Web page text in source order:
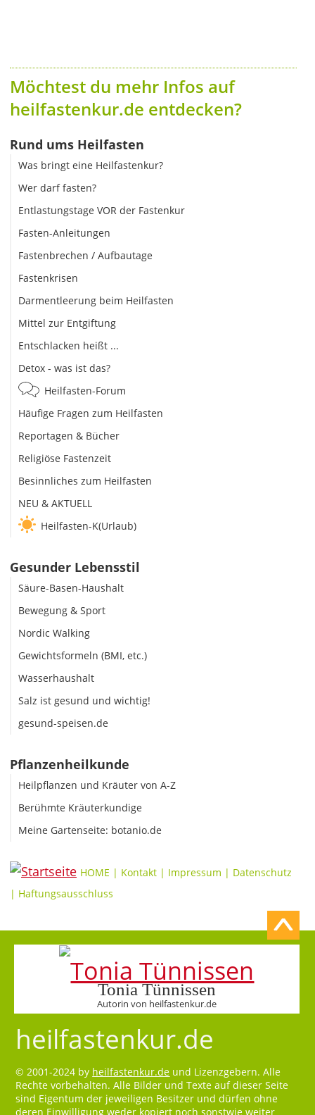
Möchtest du mehr Infos auf
heilfastenkur.de entdecken?
Rund ums Heilfasten
Was bringt eine Heilfastenkur?
Wer darf fasten?
Entlastungstage VOR der Fastenkur
Fasten-Anleitungen
Fastenbrechen / Aufbautage
Fastenkrisen
Darmentleerung beim Heilfasten
Mittel zur Entgiftung
Entschlacken heißt ...
Detox - was ist das?
Heilfasten-Forum
Häufige Fragen zum Heilfasten
Reportagen & Bücher
Religiöse Fastenzeit
Besinnliches zum Heilfasten
NEU & AKTUELL
Heilfasten-K(Urlaub)
Gesunder Lebensstil
Säure-Basen-Haushalt
Bewegung & Sport
Nordic Walking
Gewichtsformeln (BMI, etc.)
Wasserhaushalt
Salz ist gesund und wichtig!
gesund-speisen.de
Pflanzenheilkunde
Heilpflanzen und Kräuter von A-Z
Berühmte Kräuterkundige
Meine Gartenseite: botanio.de
HOME | Kontakt | Impressum | Datenschutz
| Haftungsausschluss
Tonia Tünnissen
Autorin von heilfastenkur.de
heilfastenkur.de
© 2001-2024 by heilfastenkur.de und Lizenzgebern. Alle
Rechte vorbehalten. Alle Bilder und Texte auf dieser Seite
sind Eigentum der jeweiligen Besitzer und dürfen ohne
deren Einwilligung weder kopiert noch sonstwie weiter